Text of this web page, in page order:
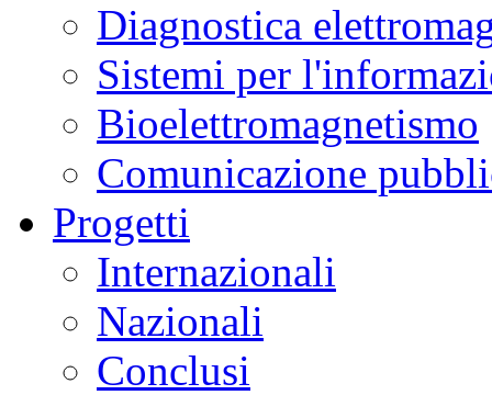
Diagnostica
Sistemi per
Bioelettromagnetismo
Comunicazione
Progetti
Internazionali
Nazionali
Conclusi